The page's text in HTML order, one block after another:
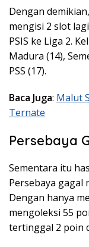
Dengan
mengisi 2 slot
PSIS ke Liga 2.
Madura (14),
PSS (17).
Baca Juga: Malut
Ternate
Persebaya
Sementara itu
Persebaya gagal
Dengan hanya
mengoleksi 55
tertinggal 2 poin